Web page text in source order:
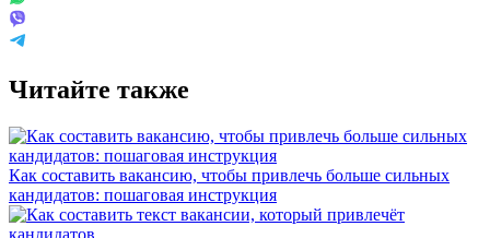
Читайте также
Как составить вакансию, чтобы привлечь больше сильных
кандидатов: пошаговая инструкция